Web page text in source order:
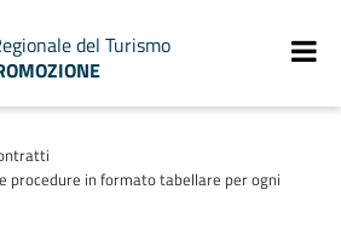
del Turismo
procedure in formato tabellare per ogni